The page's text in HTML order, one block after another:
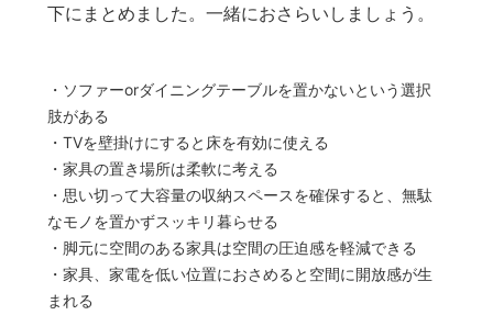
下にまとめました。一緒におさらいしましょう。
・ソファーorダイニングテーブルを置かないという選択
肢がある
・TVを壁掛けにすると床を有効に使える
・家具の置き場所は柔軟に考える
・思い切って大容量の収納スペースを確保すると、無駄
なモノを置かずスッキリ暮らせる
・脚元に空間のある家具は空間の圧迫感を軽減できる
・家具、家電を低い位置におさめると空間に開放感が生
まれる